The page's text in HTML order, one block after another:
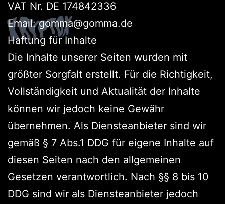
VAT Nr. DE 174842336
Email: gomma@gomma.de
Haftung für Inhalte
Die Inhalte unserer Seiten wurden mit
größter Sorgfalt erstellt. Für die Richtigkeit,
Vollständigkeit und Aktualität der Inhalte
können wir jedoch keine Gewähr
übernehmen. Als Diensteanbieter sind wir
gemäß § 7 Abs.1 DDG für eigene Inhalte auf
diesen Seiten nach den allgemeinen
Gesetzen verantwortlich. Nach §§ 8 bis 10
DDG sind wir als Diensteanbieter jedoch